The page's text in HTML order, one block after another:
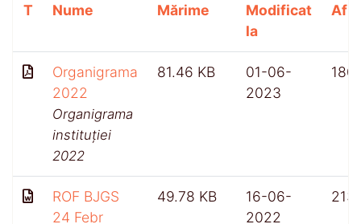
T Nume Mărime
Modificat
la
Organigrama
2022
Organigrama
instituției
2022
81.46 KB
01-06-
2023
1801
ROF BJGS
24 Febr
49.78 KB
16-06-
2022